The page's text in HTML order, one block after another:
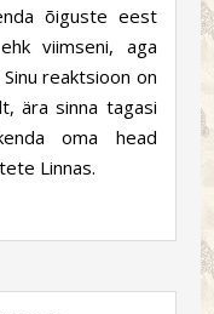
õiguste eest
viimseni, aga
reaktsioon on
ära sinna tagasi
oma head
Linnas.